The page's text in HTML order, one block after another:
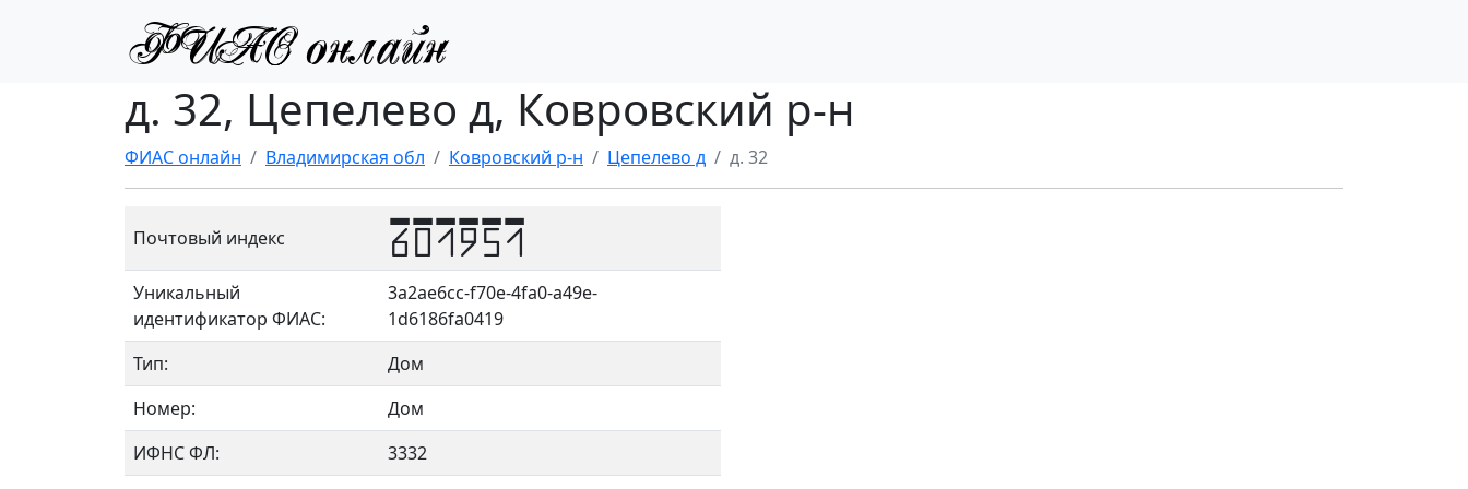
д. 32, Цепелево д, Ковровский р-н
ФИАС онлайн Владимирская обл Ковровский р-н Цепелево д д. 32
Почтовый индекс 601951
Уникальный
идентификатор ФИАС:
3a2ae6cc-f70e-4fa0-a49e-
1d6186fa0419
Тип:
Дом
Номер:
Дом
ИФНС ФЛ:
3332